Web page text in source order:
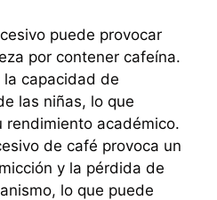
puede provocar
por contener cafeína.
capacidad de
las niñas, lo que
rendimiento académico.
de café provoca un
y la pérdida de
lo que puede